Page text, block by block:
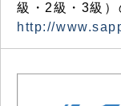
級・2級・3級）
http://